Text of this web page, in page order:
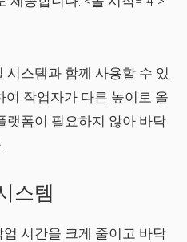
시스템과 함께 사용할 수 있
여 작업자가 다른 높이로 올
랫폼이 필요하지 않아 바닥
스템
시간을 크게 줄이고 바닥